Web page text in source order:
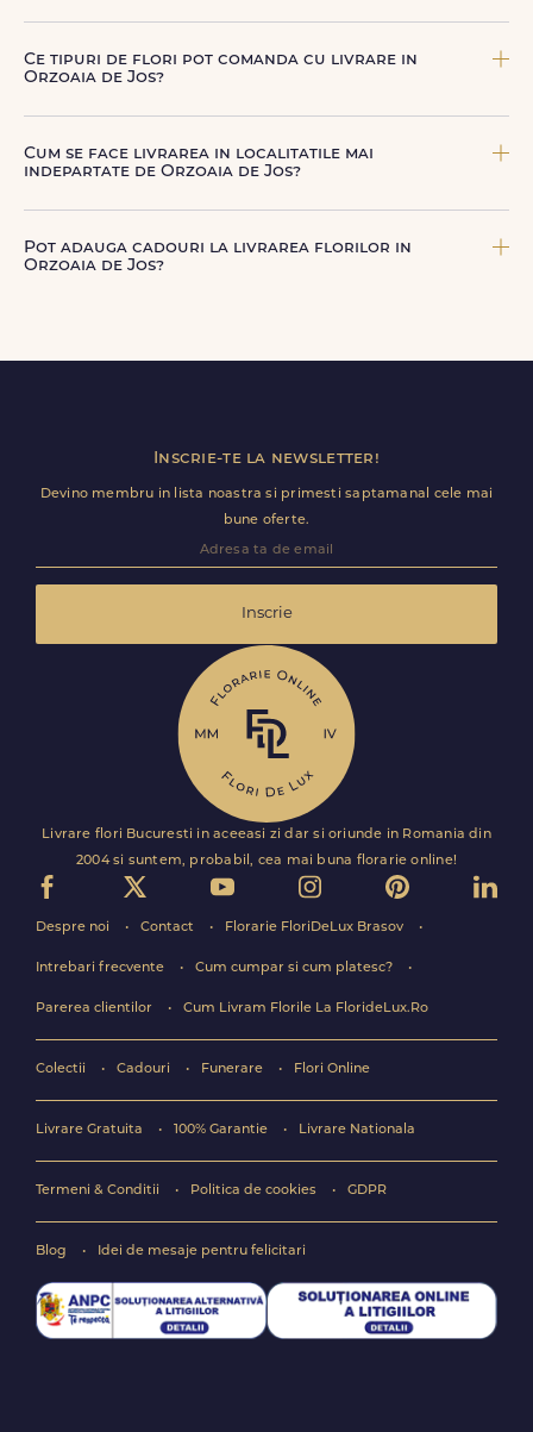
astfel incat poti comanda fara griji.
Ce tipuri de flori pot comanda cu livrare in
Orzoaia de Jos?
aniversari, onomastici, sarbatori, evenimente speciale sau
gesturi spontane, toate create din flori naturale proaspete.
Cum se face livrarea in localitatile mai
indepartate de Orzoaia de Jos?
nostri dedicati sau ai optiunea de livrare la cutie, prin
firma de curierat, cu un cost mai avantajos si ambalare
Pot adauga cadouri la livrarea florilor in
Orzoaia de Jos?
premium direct in cosul de cumparaturi.
Inscrie-te la newsletter!
Devino membru in lista noastra si primesti saptamanal cele mai
bune oferte.
Inscrie
Livrare flori Bucuresti in aceeasi zi dar si oriunde in Romania din
2004 si suntem, probabil, cea mai buna florarie online!
Despre noi Contact Florarie FloriDeLux Brasov
Intrebari frecvente Cum cumpar si cum platesc?
Parerea clientilor Cum Livram Florile La FlorideLux.Ro
Colectii Cadouri Funerare Flori Online
Livrare Gratuita 100% Garantie Livrare Nationala
Termeni & Conditii Politica de cookies GDPR
Blog Idei de mesaje pentru felicitari